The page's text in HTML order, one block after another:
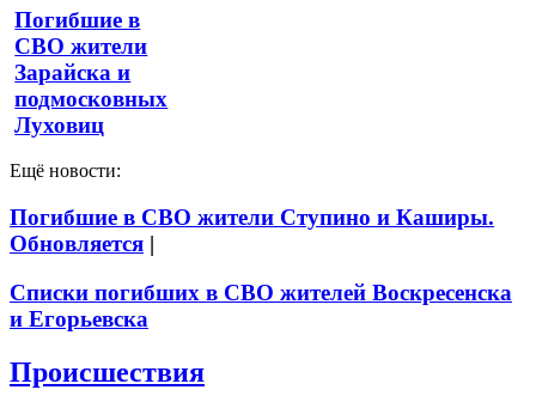
Погибшие в
СВО жители
Зарайска и
подмосковных
Луховиц
Ещё новости:
Погибшие в СВО жители Ступино и Каширы.
Обновляется |
Списки погибших в СВО жителей Воскресенска
и Егорьевска
Происшествия